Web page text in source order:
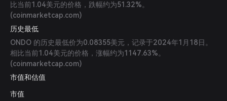
比当前1.04美元的价格，跌幅约为51.32%。
(coinmarketcap.com)
历史最低
ONDO 的历史最低价为0.08355美元，记录于2024年1月18日。
相比当前1.04美元的价格，涨幅约为1147.63%。
(coinmarketcap.com)
市值和估值
市值